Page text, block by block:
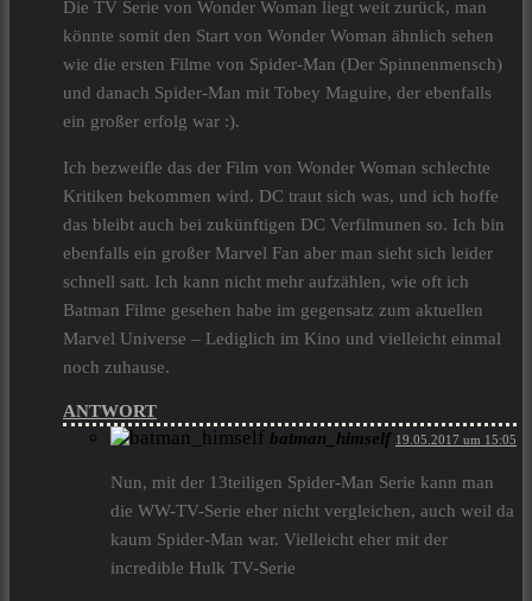
Die TV Serie von Wonder Woman liegt weit zurück, man
könnte somit den Start von Wonder Woman ähnlich sehen
wie die ersten Filme von Spider-Man (Der Spinnenmensch)
und danach Spider-Man mit Tobey Maguire, der ebenfalls
ein großer erfolg war :).
Ich bezweifle das der Film von Wonder Woman schlechte
Kritiken bekommen wird. DC traut sich was, und ich hoffe
das bleibt auch bei zukünftigen DC Verfilmunen so. Ich bin
ebenfalls ein großer Marvel Fan aber man sieht sich leider
schnell satt. Ich kann nicht mehr aufzählen, wie oft ich
Batman Filme gesehen habe im gegensatz zum aktuellen
Marvel Universe – Lediglich im Kino und vielleicht einmal
noch zuhause.
ANTWORT
batman_himself 19.05.2017 um 15:05
Nun, mit der 13teiligen Spider-Man Serie kann man
die WW-TV-Serie eher nicht vergleichen, auch weil da
kaum Spider-Man war. Vielleicht eher mit der
incredible Hulk TV-Serie